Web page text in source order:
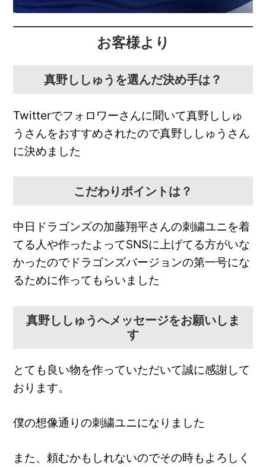
お客様より
真野ししゅうを選んだ決め手は？
Twitterでフォロワーさんに聞いて真野ししゅ
うさんをおすすめされたので真野ししゅうさん
に決めました
こだわりポイントは？
中日ドラゴンズの加藤翔平さんの刺繍ユニを着
てる人や作ったよってSNSに上げてる方がいな
かったのでドラゴンズバージョンの第一号にな
るために作ってもらいました
真野ししゅうへメッセージをお願いしま
す
とても良い物を作っていただいて誠に感謝して
おります。
僕の想像通りの刺繍ユニになりました
また、頼むかもしれないのでその時もよろしく